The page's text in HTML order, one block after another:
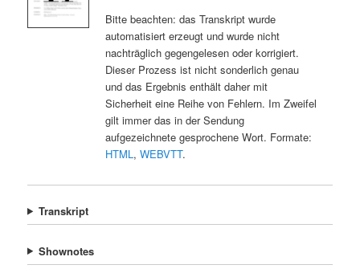
Bitte beachten: das Transkript wurde
automatisiert erzeugt und wurde nicht
nachträglich gegengelesen oder korrigiert.
Dieser Prozess ist nicht sonderlich genau
und das Ergebnis enthält daher mit
Sicherheit eine Reihe von Fehlern. Im Zweifel
gilt immer das in der Sendung
aufgezeichnete gesprochene Wort. Formate:
HTML, WEBVTT.
Transkript
Shownotes